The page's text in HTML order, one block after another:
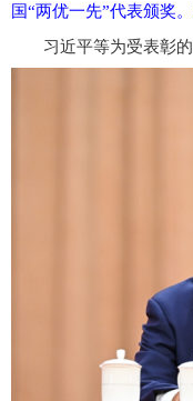
国“两优一先”代表颁奖
习近平等为受表彰